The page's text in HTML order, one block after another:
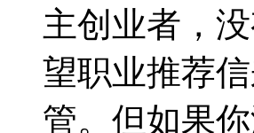
主创业者，
望职业推荐
管。但如果